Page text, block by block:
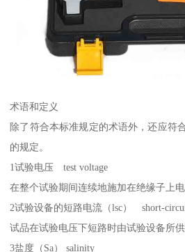
术语和定义
除了符合本标准规定的术语外，还应符
的规定。
1试验电压 test voltage
在整个试验期间连续地施加在绝缘子上电
2试验设备的短路电流（lsc） short-
试品在试验电压下短路时由试验设备所
3盐度（Sa） salinity